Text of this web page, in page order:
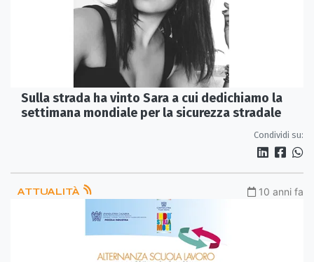
Sulla strada ha vinto Sara a cui dedichiamo la
settimana mondiale per la sicurezza stradale
Condividi su:
ATTUALITÀ 10 anni fa